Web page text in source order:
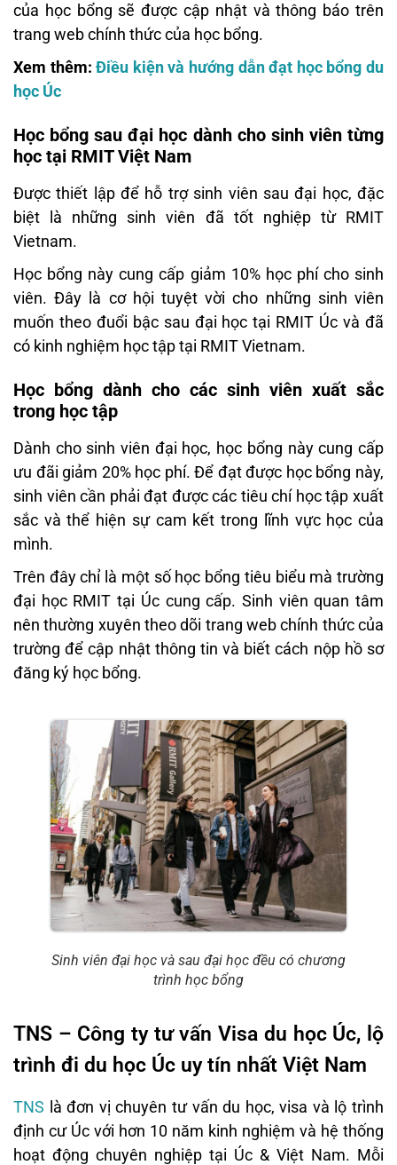
của học bổng sẽ được cập nhật và thông báo trên
trang web chính thức của học bổng.
Xem thêm:Điều kiện và hướng dẫn đạt học bổng du
học Úc
Học bổng sau đại học dành cho sinh viên từng
học tại RMIT Việt Nam
Được thiết lập để hỗ trợ sinh viên sau đại học, đặc
biệt là những sinh viên đã tốt nghiệp từ RMIT
Vietnam.
Học bổng này cung cấp giảm 10% học phí cho sinh
viên. Đây là cơ hội tuyệt vời cho những sinh viên
muốn theo đuổi bậc sau đại học tại RMIT Úc và đã
có kinh nghiệm học tập tại RMIT Vietnam.
Học bổng dành cho các sinh viên xuất sắc
trong học tập
Dành cho sinh viên đại học, học bổng này cung cấp
ưu đãi giảm 20% học phí. Để đạt được học bổng này,
sinh viên cần phải đạt được các tiêu chí học tập xuất
sắc và thể hiện sự cam kết trong lĩnh vực học của
mình.
Trên đây chỉ là một số học bổng tiêu biểu mà trường
đại học RMIT tại Úc cung cấp. Sinh viên quan tâm
nên thường xuyên theo dõi trang web chính thức của
trường để cập nhật thông tin và biết cách nộp hồ sơ
đăng ký học bổng.
Sinh viên đại học và sau đại học đều có chương
trình học bổng
TNS – Công ty tư vấn Visa du học Úc, lộ
trình đi du học Úc uy tín nhất Việt Nam
TNS là đơn vị chuyên tư vấn du học, visa và lộ trình
định cư Úc với hơn 10 năm kinh nghiệm và hệ thống
hoạt động chuyên nghiệp tại Úc & Việt Nam. Mỗi